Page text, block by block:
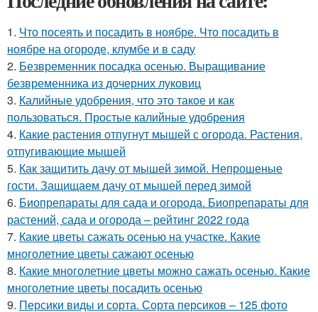
1. Что посеять и посадить в ноябре. Что посадить в
ноябре на огороде, клумбе и в саду
2. Безвременник посадка осенью. Выращивание
безвременника из дочерних луковиц
3. Калийные удобрения, что это такое и как
пользоваться. Простые калийные удобрения
4. Какие растения отпугнут мышей с огорода. Растения,
отпугивающие мышей
5. Как защитить дачу от мышей зимой. Непрошеные
гости. Защищаем дачу от мышей перед зимой
6. Биопрепараты для сада и огорода. Биопрепараты для
растений, сада и огорода – рейтинг 2022 года
7. Какие цветы сажать осенью на участке. Какие
многолетние цветы сажают осенью
8. Какие многолетние цветы можно сажать осенью. Какие
многолетние цветы посадить осенью
9. Персики виды и сорта. Сорта персиков – 125 фото